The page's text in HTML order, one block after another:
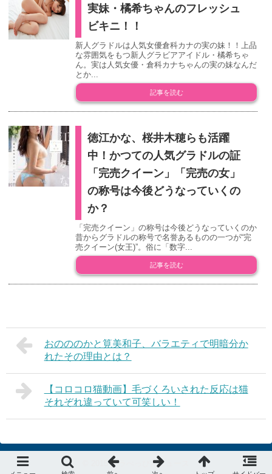
実妹・橘希ちゃんのフレッシュ
ビキニ！！
新人グラドルは人気女優倉科カナの実の妹！！上品
な雰囲気をもつ新人グラビアアイドル・橘希ちゃ
ん。実は人気女優・倉科カナちゃんの実の妹なんだ
とか...
記事を読む
徳江かな、桜井木穂らも活躍
中！かつての人気グラドルの証
「完売クイーン」「完売の女」
の称号は今後どうなっていくの
か？
「完売クイーン」の称号は今後どうなっていくのか
昔からグラドルの称号で名誉あるものの一つが“完
売クイーン(女王)”。俗に「数字...
記事を読む
おのののかと筧美和子、バラエティで明暗分か
れたその理由とは？
【コロコロ猫動画】毛づくろいされた反応は猫
それぞれ違っていて可笑しい！
© 2015デラべっぴんニュース